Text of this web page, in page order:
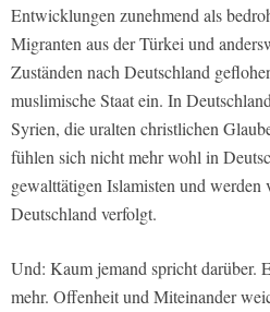
Entwicklungen zunehmend als
Migranten aus der Türkei und
Zuständen nach Deutschland
muslimische Staat ein. In
Syrien, die uralten christlichen
fühlen sich nicht mehr wohl in
gewalttätigen Islamisten und werden
Deutschland verfolgt.
Und: Kaum jemand spricht darüber.
mehr. Offenheit und Miteinander